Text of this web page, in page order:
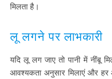
मिलता है।
लू लगने पर लाभकारी
यदि लू लग जाए तो पानी में नींबू
आवश्यकता अनुसार मिलाएं और हर